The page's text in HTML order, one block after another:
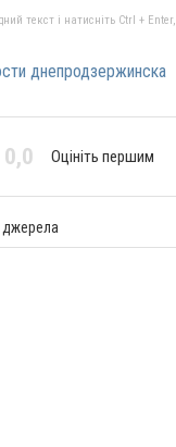
текст і натисніть Ctrl +
днепродзержинска
0,0 Оцініть першим
джерела